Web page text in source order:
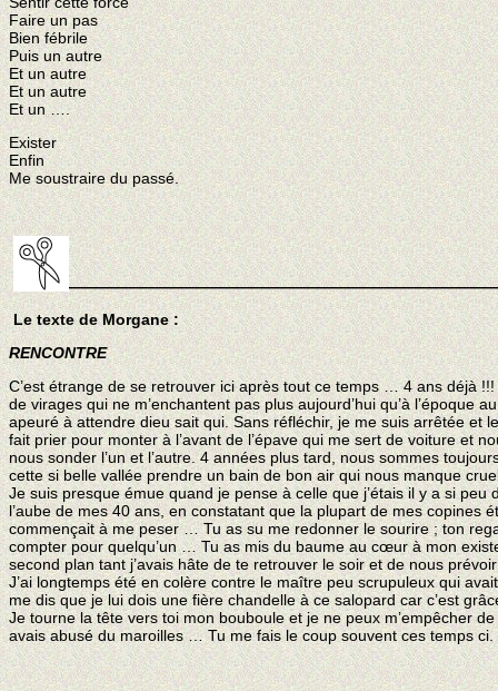
Faire un pas
Bien fébrile
Puis un autre
Et un autre
Et un autre
Et un ….
Exister
Enfin
Me soustraire du passé.
Le texte de Morgane :
RENCONTRE
C’est étrange de se retrouver ici après tout ce temps … 4 ans déjà
de virages qui ne m’enchantent pas plus aujourd’hui qu’à
apeuré à attendre dieu sait qui. Sans réfléchir, je me suis arrêtée et
fait prier pour monter à l’avant de l’épave qui me sert de voiture et
nous sonder l’un et l’autre. 4 années plus tard, nous sommes
cette si belle vallée prendre un bain de bon air qui nous manque
Je suis presque émue quand je pense à celle que j’étais il y a si
l’aube de mes 40 ans, en constatant que la plupart de mes
commençait à me peser … Tu as su me redonner le sourire ; ton
compter pour quelqu’un … Tu as mis du baume au cœur à mon
second plan tant j’avais hâte de te retrouver le soir et de nous
J’ai longtemps été en colère contre le maître peu scrupuleux qui
me dis que je lui dois une fière chandelle à ce salopard car c’est
Je tourne la tête vers toi mon bouboule et je ne peux m’empêcher
avais abusé du maroilles … Tu me fais le coup souvent ces temps